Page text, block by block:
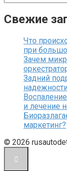
Свежие
Что
при
Зачем
Задний
и лечение
маркетинг?
© 2026